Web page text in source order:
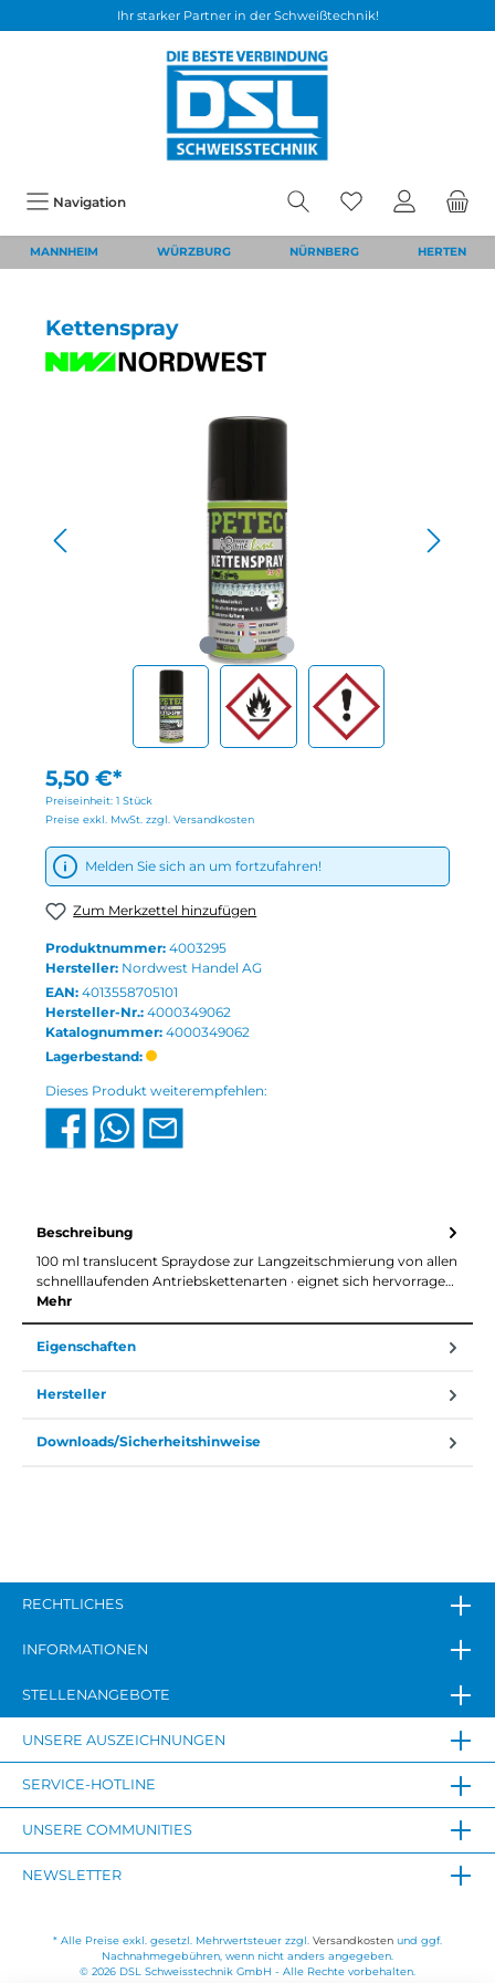
Ihr starker Partner in der Schweißtechnik!
Navigation
MANNHEIM WÜRZBURG NÜRNBERG HERTEN
Kettenspray
5,50 €*
Preiseinheit: 1 Stück
Preise exkl. MwSt. zzgl. Versandkosten
Melden Sie sich an um fortzufahren!
Zum Merkzettel hinzufügen
Produktnummer: 4003295
Hersteller: Nordwest Handel AG
EAN: 4013558705101
Hersteller-Nr.: 4000349062
Katalognummer: 4000349062
Lagerbestand:
Dieses Produkt weiterempfehlen:
Beschreibung
100 ml translucent Spraydose zur Langzeitschmierung von allen
schnelllaufenden Antriebskettenarten · eignet sich hervorrage…
Mehr
Eigenschaften
Hersteller
Downloads/Sicherheitshinweise
RECHTLICHES
INFORMATIONEN
STELLENANGEBOTE
UNSERE AUSZEICHNUNGEN
SERVICE-HOTLINE
UNSERE COMMUNITIES
NEWSLETTER
* Alle Preise exkl. gesetzl. Mehrwertsteuer zzgl. Versandkosten und ggf.
Nachnahmegebühren, wenn nicht anders angegeben.
© 2026 DSL Schweisstechnik GmbH - Alle Rechte vorbehalten.